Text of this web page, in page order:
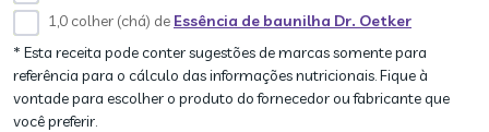
1,0 colher (chá) de Essência de baunilha Dr. Oetker
* Esta receita pode conter sugestões de marcas somente para
referência para o cálculo das informações nutricionais. Fique à
vontade para escolher o produto do fornecedor ou fabricante que
você preferir.